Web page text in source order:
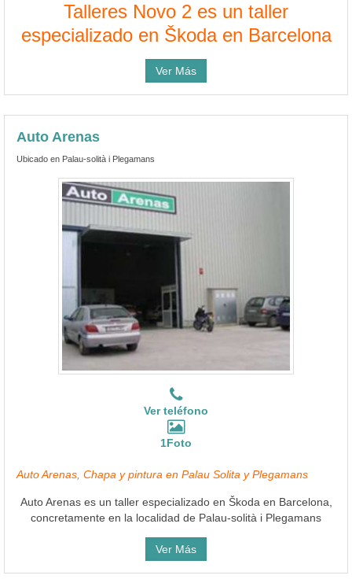
Talleres Novo 2 es un taller
especializado en Škoda en Barcelona
Ver Más
Auto Arenas
Ubicado en Palau-solità i Plegamans
Ver teléfono
1Foto
Auto Arenas, Chapa y pintura en Palau Solita y Plegamans
Auto Arenas es un taller especializado en Škoda en Barcelona,
concretamente en la localidad de Palau-solità i Plegamans
Ver Más